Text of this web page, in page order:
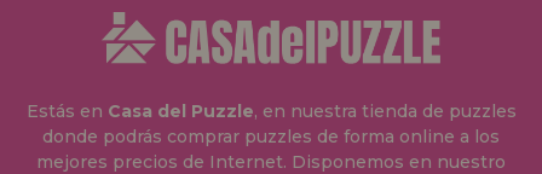
Estás en Casa del Puzzle, en nuestra tienda de puzzles
donde podrás comprar puzzles de forma online a los
mejores precios de Internet. Disponemos en nuestro